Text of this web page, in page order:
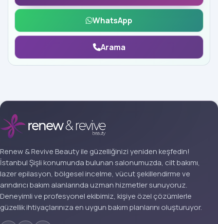
WhatsApp
Arama
Renew & Revive Beauty ile güzelliğinizi yeniden keşfedin!
İstanbul Şişli konumunda bulunan salonumuzda, cilt bakımı,
lazer epilasyon, bölgesel incelme, vücut şekillendirme ve
arındırıcı bakım alanlarında uzman hizmetler sunuyoruz.
Deneyimli ve profesyonel ekibimiz, kişiye özel çözümlerle
güzellik ihtiyaçlarınıza en uygun bakım planlarını oluşturuyor.